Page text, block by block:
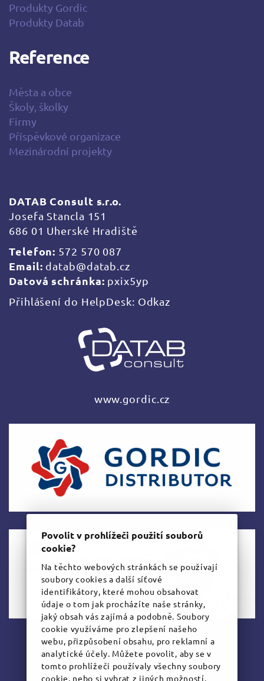
Povolit v prohlížeči použití souborů
cookie?
Na těchto webových stránkách se používají
soubory cookies a další síťové
identifikátory, které mohou obsahovat
údaje o tom jak procházíte naše stránky,
jaký obsah vás zajímá a podobně. Soubory
cookie využíváme pro zlepšení našeho
webu, přizpůsobení obsahu, pro reklamní a
analytické účely. Můžete povolit, aby se v
tomto prohlížeči používaly všechny soubory
cookie, nebo si vybrat z jiných možností.
Produkty Gordic
Produkty Datab
Reference
Města a obce
Školy, školky
Firmy
Příspěvkové organizace
Mezinárodní projekty
DATAB Consult s.r.o.
Josefa Stancla 151
686 01 Uherské Hradiště
Telefon: 572 570 087
Email: datab@datab.cz
Datová schránka: pxix5yp
Přihlášení do HelpDesk: Odkaz
www.gordic.cz
www.kybez.cz